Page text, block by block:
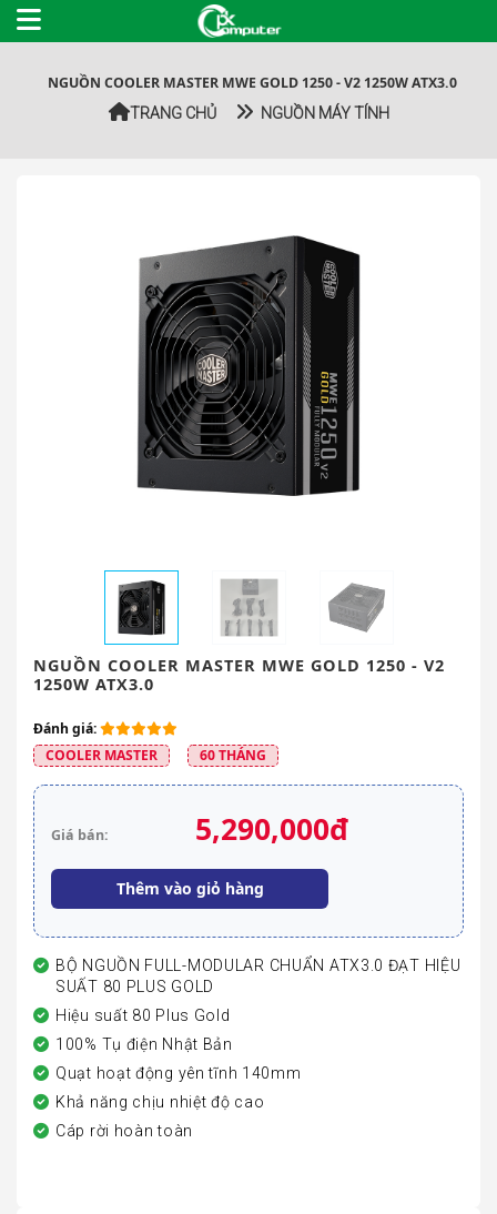
NGUỒN COOLER MASTER MWE GOLD 1250 - V2 1250W ATX3.0
TRANG CHỦ NGUỒN MÁY TÍNH
NGUỒN COOLER MASTER MWE GOLD 1250 - V2
1250W ATX3.0
Đánh giá:
COOLER MASTER
60 THÁNG
Giá bán: 5,290,000đ
Thêm vào giỏ hàng
BỘ NGUỒN FULL-MODULAR CHUẨN ATX3.0 ĐẠT HIỆU
SUẤT 80 PLUS GOLD
Hiệu suất 80 Plus Gold
100% Tụ điện Nhật Bản
Quạt hoạt động yên tĩnh 140mm
Khả năng chịu nhiệt độ cao
Cáp rời hoàn toàn